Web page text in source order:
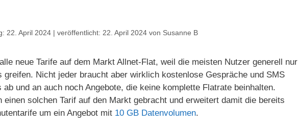
22. April 2024 22. April 2024 von Susanne B
neue Tarife auf dem Markt Allnet-Flat, weil die meisten Nutzer generell nur
greifen. Nicht jeder braucht aber wirklich kostenlose Gespräche und SMS
ab und an auch noch Angebote, die keine komplette Flatrate beinhalten.
einen solchen Tarif auf den Markt gebracht und erweitert damit die bereits
um ein Angebot mit 10 GB Datenvolumen.